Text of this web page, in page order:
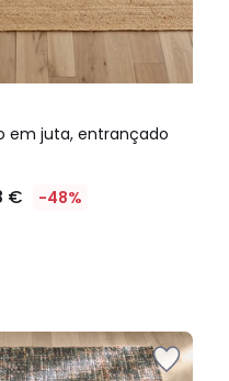
em juta, entrançado
€ -48%